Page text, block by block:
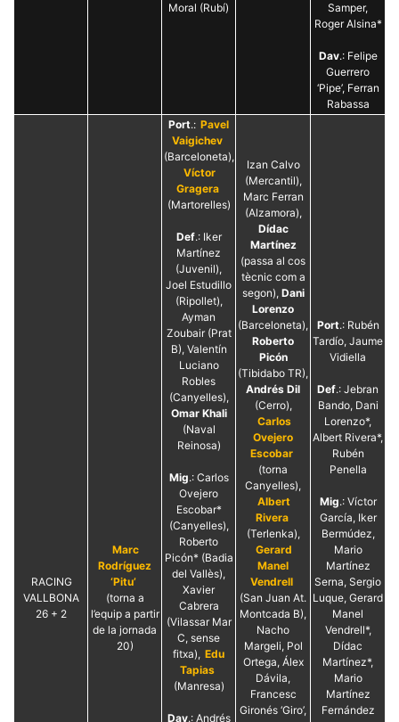
Moral (Rubí)
Samper,
Roger Alsina*
Dav.: Felipe
Guerrero
‘Pipe’, Ferran
Rabassa
RACING
VALLBONA
26 + 2
Marc
Rodríguez
‘Pitu’
(torna a
l’equip a partir
de la jornada
20)
Port.: Pavel
Vaigichev
(Barceloneta),
Víctor
Gragera
(Martorelles)
Def.: Iker
Martínez
(Juvenil),
Joel Estudillo
(Ripollet),
Ayman
Zoubair (Prat
B), Valentín
Luciano
Robles
(Canyelles),
Omar Khali
(Naval
Reinosa)
Mig.: Carlos
Ovejero
Escobar*
(Canyelles),
Roberto
Picón* (Badia
del Vallès),
Xavier
Cabrera
(Vilassar Mar
C, sense
fitxa), Edu
Tapias
(Manresa)
Dav.: Andrés
Izan Calvo
(Mercantil),
Marc Ferran
(Alzamora),
Dídac
Martínez
(passa al cos
tècnic com a
segon), Dani
Lorenzo
(Barceloneta),
Roberto
Picón
(Tibidabo TR),
Andrés Dil
(Cerro),
Carlos
Ovejero
Escobar
(torna
Canyelles),
Albert
Rivera
(Terlenka),
Gerard
Manel
Vendrell
(San Juan At.
Montcada B),
Nacho
Margeli, Pol
Ortega, Álex
Dávila,
Francesc
Gironés ‘Giro’,
Port.: Rubén
Tardío, Jaume
Vidiella
Def.: Jebran
Bando, Dani
Lorenzo*,
Albert Rivera*,
Rubén
Penella
Mig.: Víctor
García, Iker
Bermúdez,
Mario
Martínez
Serna, Sergio
Luque, Gerard
Manel
Vendrell*,
Dídac
Martínez*,
Mario
Martínez
Fernández